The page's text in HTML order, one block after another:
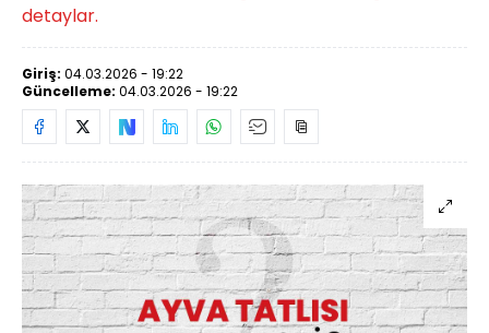
detaylar.
Giriş: 04.03.2026 - 19:22
Güncelleme: 04.03.2026 - 19:22